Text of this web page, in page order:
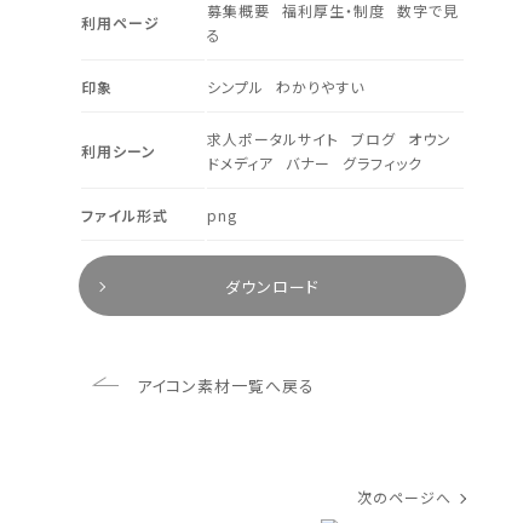
利用ページ
募集概要 福利厚生・制度
数字で見
る
印象 シンプル わかりやすい
利用シーン
求人ポータルサイト ブログ
オウン
ドメディア
バナー グラフィック
ファイル形式 png
ダウンロード
アイコン素材一覧へ戻る
次のページへ